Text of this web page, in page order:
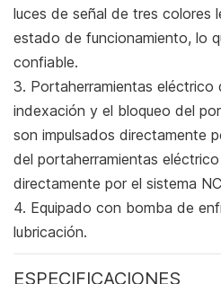
luces de señal de tres colores
estado de funcionamiento, lo
confiable.
3. Portaherramientas eléctrico
indexación y el bloqueo del
son impulsados ​​directamente
del portaherramientas
directamente por el sistema
4. Equipado con bomba de
lubricación.
ESPECIFICACIONES